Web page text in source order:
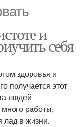
и
себя
здоровья и
получается этот
людей
работы,
лад в жизни.